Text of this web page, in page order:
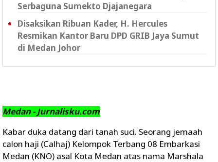
Serbaguna Sumekto Djajanegara
Disaksikan Ribuan Kader, H. Hercules
Resmikan Kantor Baru DPD GRIB Jaya Sumut
di Medan Johor
Medan - Jurnalisku.com
Kabar duka datang dari tanah suci. Seorang jemaah
calon haji (Calhaj) Kelompok Terbang 08 Embarkasi
Medan (KNO) asal Kota Medan atas nama Marshala